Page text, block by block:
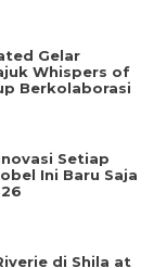
Gelar
Whispers of
Berkolaborasi
Setiap
Ini Baru Saja
di Shila at